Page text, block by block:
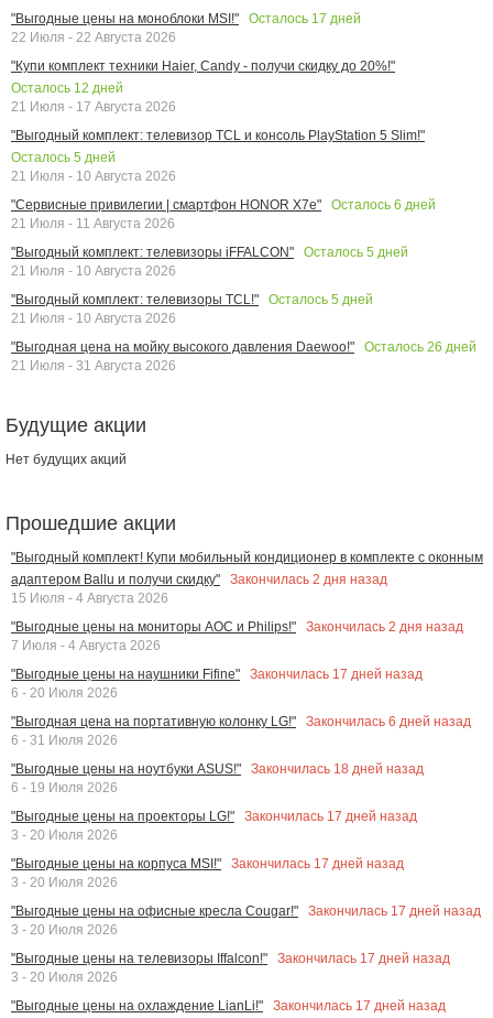
"Выгодные цены на моноблоки MSI!"
Осталось 17 дней
22 Июля - 22 Августа 2026
"Купи комплект техники Haier, Candy - получи скидку до 20%!"
Осталось 12 дней
21 Июля - 17 Августа 2026
"Выгодный комплект: телевизор TCL и консоль PlayStation 5 Slim!"
Осталось 5 дней
21 Июля - 10 Августа 2026
"Сервисные привилегии | смартфон HONOR X7e"
Осталось 6 дней
21 Июля - 11 Августа 2026
"Выгодный комплект: телевизоры iFFALCON"
Осталось 5 дней
21 Июля - 10 Августа 2026
"Выгодный комплект: телевизоры TCL!"
Осталось 5 дней
21 Июля - 10 Августа 2026
"Выгодная цена на мойку высокого давления Daewoo!"
Осталось 26 дней
21 Июля - 31 Августа 2026
Будущие акции
Нет будущих акций
Прошедшие акции
"Выгодный комплект! Купи мобильный кондиционер в комплекте с оконным
адаптером Ballu и получи скидку"
Закончилась 2 дня назад
15 Июля - 4 Августа 2026
"Выгодные цены на мониторы AOC и Philips!"
Закончилась 2 дня назад
7 Июля - 4 Августа 2026
"Выгодные цены на наушники Fifine"
Закончилась 17 дней назад
6 - 20 Июля 2026
"Выгодная цена на портативную колонку LG!"
Закончилась 6 дней назад
6 - 31 Июля 2026
"Выгодные цены на ноутбуки ASUS!"
Закончилась 18 дней назад
6 - 19 Июля 2026
"Выгодные цены на проекторы LG!"
Закончилась 17 дней назад
3 - 20 Июля 2026
"Выгодные цены на корпуса MSI!"
Закончилась 17 дней назад
3 - 20 Июля 2026
"Выгодные цены на офисные кресла Cougar!"
Закончилась 17 дней назад
3 - 20 Июля 2026
"Выгодные цены на телевизоры Iffalcon!"
Закончилась 17 дней назад
3 - 20 Июля 2026
"Выгодные цены на охлаждение LianLi!"
Закончилась 17 дней назад